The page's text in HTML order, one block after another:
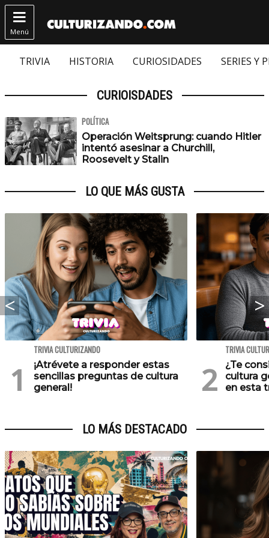

Menú
TRIVIA HISTORIA CURIOSIDADES SERIES Y
CURIOISDADES
POLÍTICA
Operación Weitsprung: cuando Hitler
intentó asesinar a Churchill,
Roosevelt y Stalin
LO QUE MÁS GUSTA
TRIVIA CULTURIZANDO
¡Atrévete a responder estas
sencillas preguntas de cultura
general!
TRIVIA
¿Te
cultura
en esta
LO MÁS DESTACADO